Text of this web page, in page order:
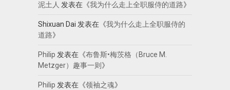
泥土人 发表在《我为什么走上全职服侍的道路》
Shixuan Dai 发表在《我为什么走上全职服侍的
道路》
Philip 发表在《布鲁斯•梅茨格（Bruce M.
Metzger）趣事一则 》
Philip 发表在《领袖之魂》